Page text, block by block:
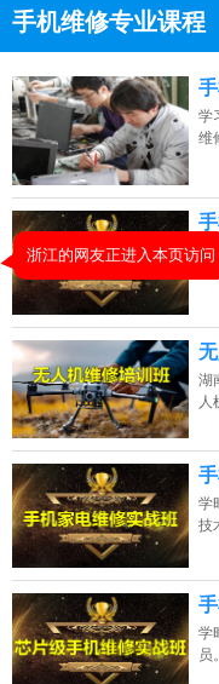
2026年8月7号_河北_刘同学
2026年8月7号_陕西_陈同学
2026年8月7号_湖南_马同学
2026年8月7号_山东_江同学
2026年8月7号黑龙江周同学
2026年8月7号_贵州_田同学
手机维修专业课程
点击免费咨询电话
学
维
学
湖
人
学
技
学
员